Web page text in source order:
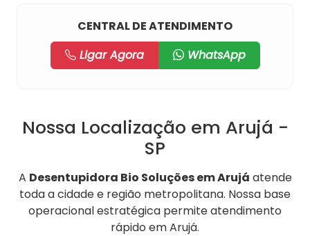
CENTRAL DE ATENDIMENTO
Ligar Agora
WhatsApp
Nossa Localização em Arujá -
SP
A Desentupidora Bio Soluções em Arujá atende
toda a cidade e região metropolitana. Nossa base
operacional estratégica permite atendimento
rápido em Arujá.